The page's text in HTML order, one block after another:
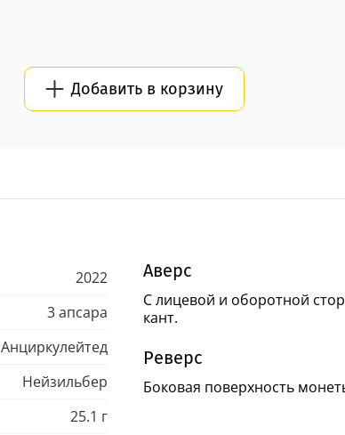
Добавить в корзину
2022
3 апсара
Анциркулейтед
Нейзильбер
25.1 г
Аверс
С лицевой и оборотной
кант.
Реверс
Боковая поверхность